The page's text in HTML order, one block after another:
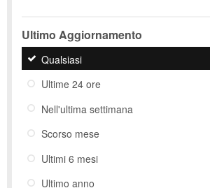
Ultimo Aggiornamento
Qualsiasi
Ultime 24 ore
Nell'ultima settimana
Scorso mese
Ultimi 6 mesi
Ultimo anno